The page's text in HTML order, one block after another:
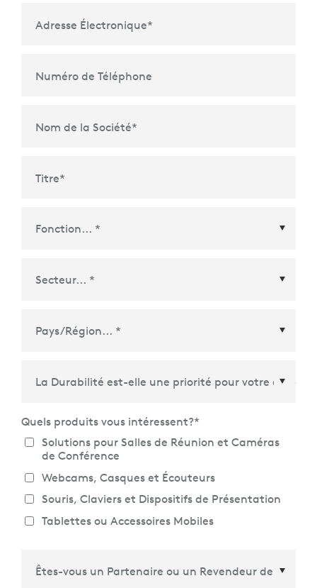
Adresse Électronique*
Numéro de Téléphone
Nom de la Société*
Titre*
Quels produits vous intéressent?*
Solutions pour Salles de Réunion et Caméras
de Conférence
Webcams, Casques et Écouteurs
Souris, Claviers et Dispositifs de Présentation
Tablettes ou Accessoires Mobiles